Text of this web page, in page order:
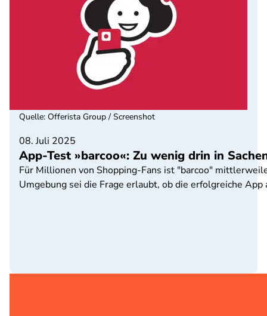
08. Juli 2025
App-Test »barcoo«: Zu wenig drin in
Für Millionen von Shopping-Fans ist "barcoo"
Umgebung sei die Frage erlaubt, ob die erfolgreiche
Quelle: Offerista Group / Screenshot